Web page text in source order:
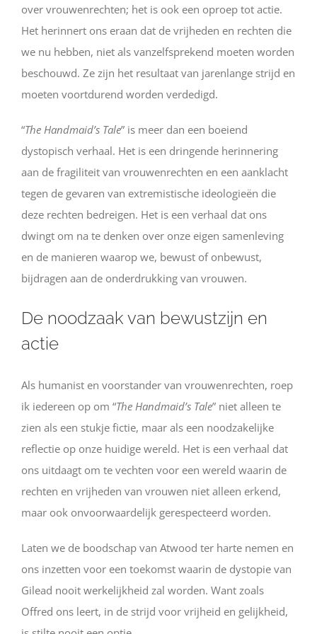
over vrouwenrechten; het is ook een oproep tot actie.
Het herinnert ons eraan dat de vrijheden en rechten die
we nu hebben, niet als vanzelfsprekend moeten worden
beschouwd. Ze zijn het resultaat van jarenlange strijd en
moeten voortdurend worden verdedigd.
“The Handmaid’s Tale” is meer dan een boeiend
dystopisch verhaal. Het is een dringende herinnering
aan de fragiliteit van vrouwenrechten en een aanklacht
tegen de gevaren van extremistische ideologieën die
deze rechten bedreigen. Het is een verhaal dat ons
dwingt om na te denken over onze eigen samenleving
en de manieren waarop we, bewust of onbewust,
bijdragen aan de onderdrukking van vrouwen.
De noodzaak van bewustzijn en
actie
Als humanist en voorstander van vrouwenrechten, roep
ik iedereen op om “The Handmaid’s Tale” niet alleen te
zien als een stukje fictie, maar als een noodzakelijke
reflectie op onze huidige wereld. Het is een verhaal dat
ons uitdaagt om te vechten voor een wereld waarin de
rechten en vrijheden van vrouwen niet alleen erkend,
maar ook onvoorwaardelijk gerespecteerd worden.
Laten we de boodschap van Atwood ter harte nemen en
ons inzetten voor een toekomst waarin de dystopie van
Gilead nooit werkelijkheid zal worden. Want zoals
Offred ons leert, in de strijd voor vrijheid en gelijkheid,